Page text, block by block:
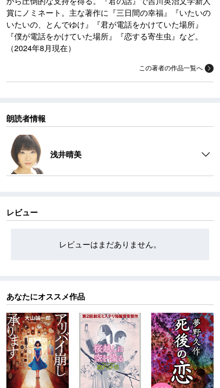
賞にノミネート。主な著作に『三日間の幸福』『いたいの
いたいの、とんでゆけ』『君が電話をかけていた場所』
『僕が電話をかけていた場所』『恋する寄生虫』など。
（2024年8月現在）
この著者の作品一覧へ
朗読者情報
浅井晴美
レビュー
レビューはまだありません。
あなたにオススメ作品